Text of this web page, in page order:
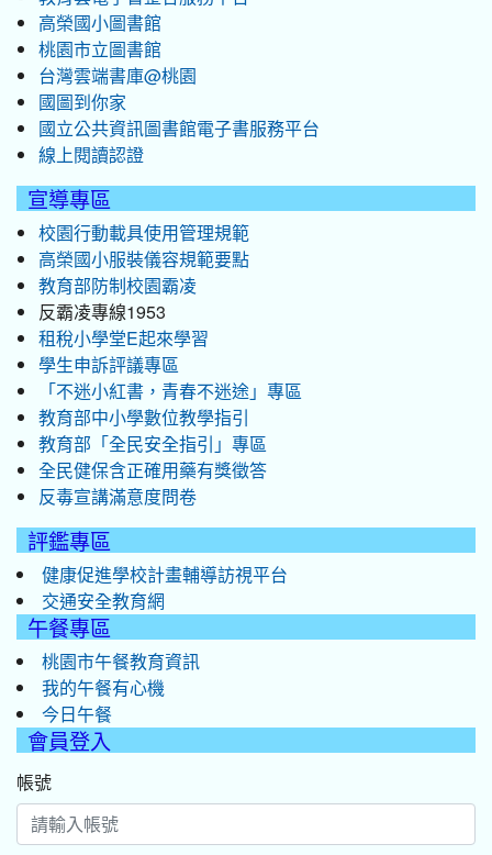
高榮國小圖書館
桃園市立圖書館
台灣雲端書庫@桃園
國圖到你家
國立公共資訊圖書館電子書服務平台
線上閱讀認證
宣導專區
校園行動載具使用管理規範
高榮國小服裝儀容規範要點
教育部防制校園霸凌
反霸凌專線1953
租稅小學堂E起來學習
學生申訴評議專區
「不迷小紅書，青春不迷途」專區
教育部中小學數位教學指引
教育部「全民安全指引」專區
全民健保含正確用藥有獎徵答
反毒宣講滿意度問卷
評鑑專區
健康促進學校計畫輔導訪視平台
交通安全教育網
午餐專區
桃園市午餐教育資訊
我的午餐有心機
今日午餐
會員登入
帳號